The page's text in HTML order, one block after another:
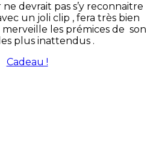
devrait pas s’y reconnaitre
un joli clip , fera très bien
merveille les prémices de son
plus inattendus .
Cadeau !